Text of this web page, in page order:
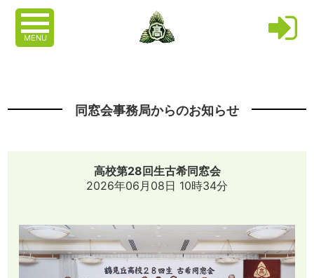
MENU
同窓会事務局からのお知らせ
高校第28回生古希同窓会
2026年06月08日 10時34分